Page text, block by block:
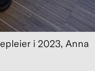
i 2023, Anna